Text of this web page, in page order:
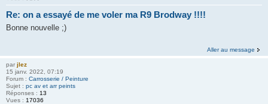
Re: on a essayé de me voler ma R9 Brodway !!!!
Bonne nouvelle ;)
Aller au message
par jlez
15 janv. 2022, 07:19
Forum : Carrosserie / Peinture
Sujet : pc av et arr peints
Réponses : 13
Vues : 17036